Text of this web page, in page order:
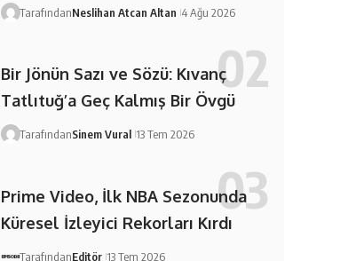
TarafındanNeslihan Atcan Altan 4 Ağu 2026
Bir Jönün Sazı ve Sözü: Kıvanç
Tatlıtuğ’a Geç Kalmış Bir Övgü
TarafındanSinem Vural 13 Tem 2026
Prime Video, İlk NBA Sezonunda
Küresel İzleyici Rekorları Kırdı
TarafındanEditör 13 Tem 2026